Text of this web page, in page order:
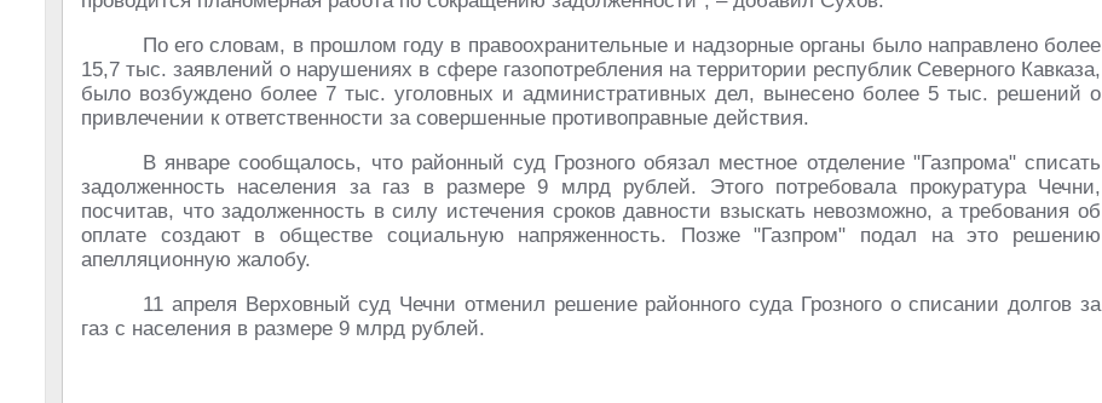
По его словам, в прошлом году в правоохранительные и надзорные органы было направлено более
15,7 тыс. заявлений о нарушениях в сфере газопотребления на территории республик Северного Кавказа,
было возбуждено более 7 тыс. уголовных и административных дел, вынесено более 5 тыс. решений о
привлечении к ответственности за совершенные противоправные действия.
В январе сообщалось, что районный суд Грозного обязал местное отделение "Газпрома" списать
задолженность населения за газ в размере 9 млрд рублей. Этого потребовала прокуратура Чечни,
посчитав, что задолженность в силу истечения сроков давности взыскать невозможно, а требования об
оплате создают в обществе социальную напряженность. Позже "Газпром" подал на это решению
апелляционную жалобу.
11 апреля Верховный суд Чечни отменил решение районного суда Грозного о списании долгов за
газ с населения в размере 9 млрд рублей.